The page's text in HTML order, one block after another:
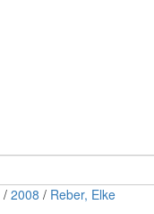
/ 2008 / Reber, Elke